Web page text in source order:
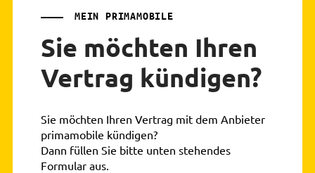
MEIN PRIMAMOBILE
Sie möchten Ihren
Vertrag kündigen?
Sie möchten Ihren Vertrag mit dem Anbieter
primamobile kündigen?
Dann füllen Sie bitte unten stehendes
Formular aus.